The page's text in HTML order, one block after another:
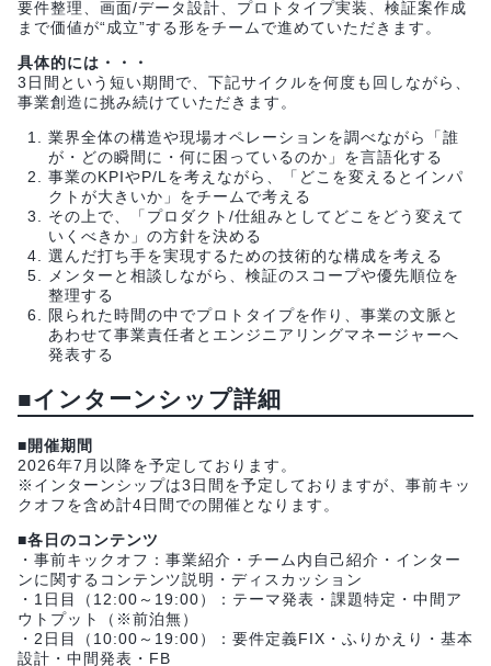
要件整理、画面/データ設計、プロトタイプ実装、検証案作成
まで価値が“成立”する形をチームで進めていただきます。
具体的には・・・
3日間という短い期間で、下記サイクルを何度も回しながら、
事業創造に挑み続けていただきます。
業界全体の構造や現場オペレーションを調べながら「誰
が・どの瞬間に・何に困っているのか」を言語化する
事業のKPIやP/Lを考えながら、「どこを変えるとインパ
クトが大きいか」をチームで考える
その上で、「プロダクト/仕組みとしてどこをどう変えて
いくべきか」の方針を決める
選んだ打ち手を実現するための技術的な構成を考える
メンターと相談しながら、検証のスコープや優先順位を
整理する
限られた時間の中でプロトタイプを作り、事業の文脈と
あわせて事業責任者とエンジニアリングマネージャーへ
発表する
■インターンシップ詳細
■開催期間
2026年7月以降を予定しております。
※インターンシップは3日間を予定しておりますが、事前キッ
クオフを含め計4日間での開催となります。
■各日のコンテンツ
・事前キックオフ：事業紹介・チーム内自己紹介・インター
ンに関するコンテンツ説明・ディスカッション
・1日目（12:00～19:00）：テーマ発表・課題特定・中間ア
ウトプット（※前泊無）
・2日目（10:00～19:00）：要件定義FIX・ふりかえり・基本
設計・中間発表・FB